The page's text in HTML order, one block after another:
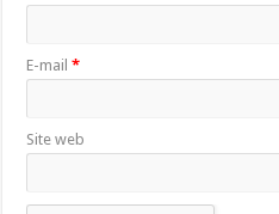
E-mail*
Site web